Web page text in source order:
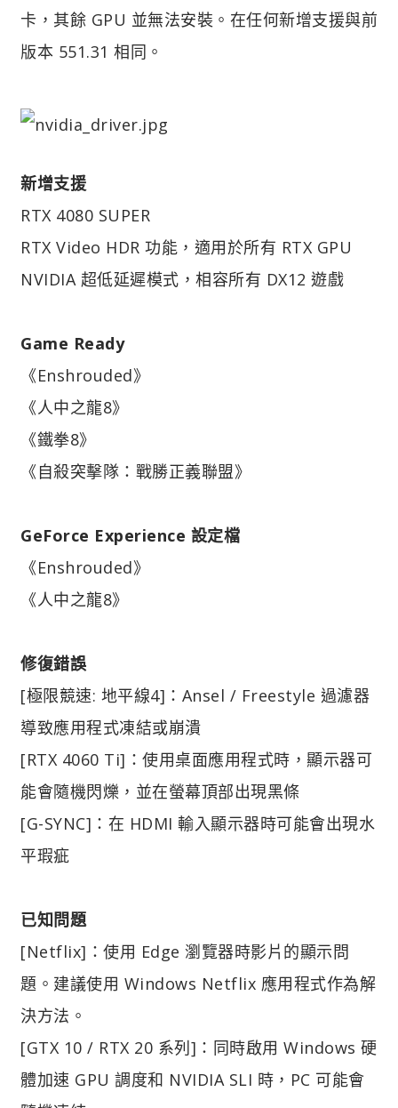
卡，其餘 GPU 並無法安裝。在任何新增支援與前
版本 551.31 相同。
新增支援
RTX 4080 SUPER
RTX Video HDR 功能，適用於所有 RTX GPU
NVIDIA 超低延遲模式，相容所有 DX12 遊戲
Game Ready
《Enshrouded》
《人中之龍8》
《鐵拳8》
《自殺突擊隊：戰勝正義聯盟》
GeForce Experience 設定檔
《Enshrouded》
《人中之龍8》
修復錯誤
[極限競速: 地平線4]：Ansel / Freestyle 過濾器
導致應用程式凍結或崩潰
[RTX 4060 Ti]：使用桌面應用程式時，顯示器可
能會隨機閃爍，並在螢幕頂部出現黑條
[G-SYNC]：在 HDMI 輸入顯示器時可能會出現水
平瑕疵
已知問題
[Netflix]：使用 Edge 瀏覽器時影片的顯示問
題。建議使用 Windows Netflix 應用程式作為解
決方法。
[GTX 10 / RTX 20 系列]：同時啟用 Windows 硬
體加速 GPU 調度和 NVIDIA SLI 時，PC 可能會